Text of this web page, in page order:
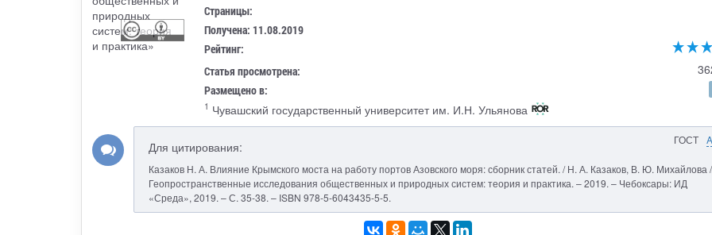
Страницы:
Получена: 11.08.2019
Рейтинг:
Статья просмотрена:
Размещено в:
1 Чувашский государственный университет им. И.Н. Ульянова
ГОСТ
Для цитирования:
Казаков Н. А. Влияние Крымского моста на работу портов Азовского моря: сборник статей. / Н. А. Казаков, В. Ю. Михайлова
Геопространственные исследования общественных и природных систем: теория и практика. – 2019. – Чебоксары: ИД
«Среда», 2019. – С. 35-38. – ISBN 978-5-6043435-5-5.